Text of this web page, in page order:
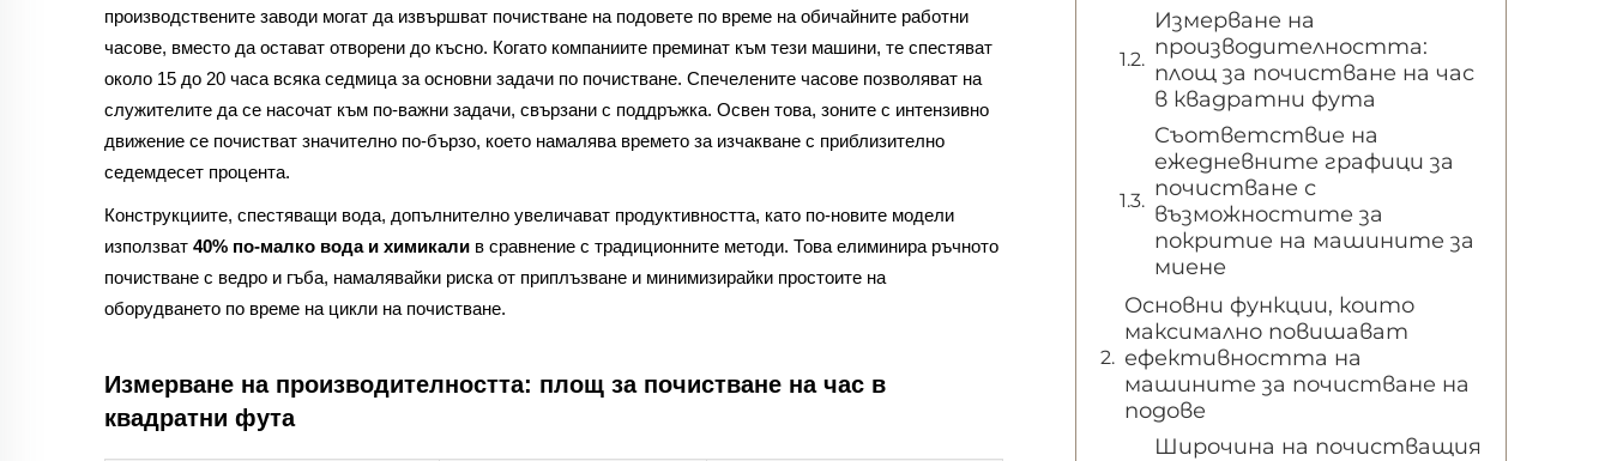
производствените заводи могат да извършват почистване на подовете по време на обичайните работни
часове, вместо да остават отворени до късно. Когато компаниите преминат към тези машини, те спестяват
около 15 до 20 часа всяка седмица за основни задачи по почистване. Спечелените часове позволяват на
служителите да се насочат към по-важни задачи, свързани с поддръжка. Освен това, зоните с интензивно
движение се почистват значително по-бързо, което намалява времето за изчакване с приблизително
седемдесет процента.
Конструкциите, спестяващи вода, допълнително увеличават продуктивността, като по-новите модели
използват 40% по-малко вода и химикали в сравнение с традиционните методи. Това елиминира ръчното
почистване с ведро и гъба, намалявайки риска от приплъзване и минимизирайки простоите на
оборудването по време на цикли на почистване.
Измерване на производителността: площ за почистване на час в
квадратни фута
Измерване на
производителността:
площ за почистване на час
в квадратни фута
Съответствие на
ежедневните графици за
почистване с
възможностите за
покритие на машините за
миене
Основни функции, които
максимално повишават
ефективността на
машините за почистване на
подове
Широчина на почистващия